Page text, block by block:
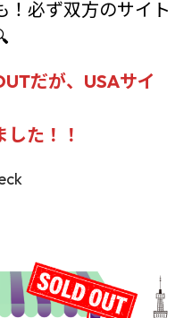
！必ず双方のサイト
だが、USAサイ
た！！